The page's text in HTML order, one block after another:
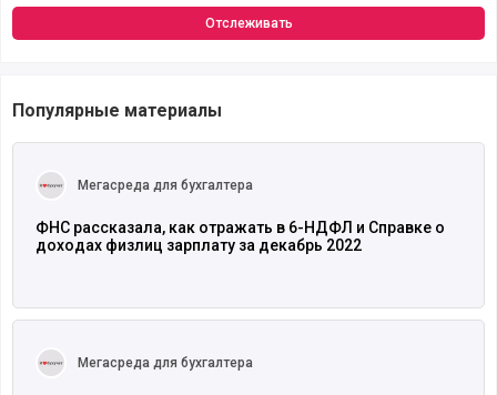
Отслеживать
Популярные материалы
Мегасреда для бухгалтера
ФНС рассказала, как отражать в 6-НДФЛ и Справке о
доходах физлиц зарплату за декабрь 2022
Мегасреда для бухгалтера